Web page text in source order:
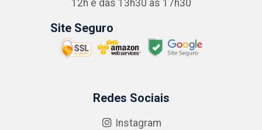
12h e das 13h30 às 17h30
Site Seguro
Redes Sociais
Instagram